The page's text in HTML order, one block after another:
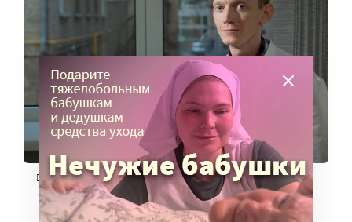
Врач Юрий Елисеев. Фото Павла Смертина